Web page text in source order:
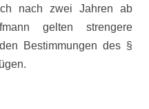
nach zwei Jahren ab
gelten strengere
Bestimmungen des §